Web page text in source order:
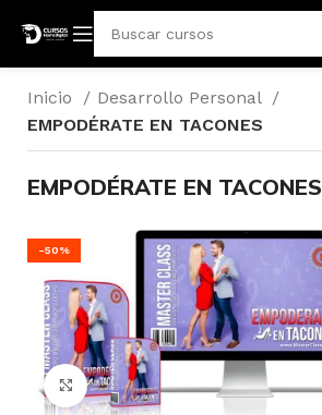
Inicio
Desarrollo Personal
EMPODÉRATE EN TACONES
EMPODÉRATE EN TACONES
-50%
Click para agrandar